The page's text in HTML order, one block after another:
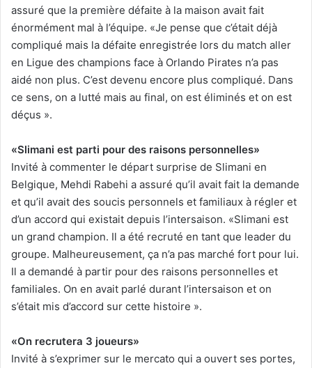
assuré que la première défaite à la maison avait fait
énormément mal à l’équipe. «Je pense que c’était déjà
compliqué mais la défaite enregistrée lors du match aller
en Ligue des champions face à Orlando Pirates n’a pas
aidé non plus. C’est devenu encore plus compliqué. Dans
ce sens, on a lutté mais au final, on est éliminés et on est
déçus ».
«Slimani est parti pour des raisons personnelles»
Invité à commenter le départ surprise de Slimani en
Belgique, Mehdi Rabehi a assuré qu’il avait fait la demande
et qu’il avait des soucis personnels et familiaux à régler et
d’un accord qui existait depuis l’intersaison. «Slimani est
un grand champion. Il a été recruté en tant que leader du
groupe. Malheureusement, ça n’a pas marché fort pour lui.
Il a demandé à partir pour des raisons personnelles et
familiales. On en avait parlé durant l’intersaison et on
s’était mis d’accord sur cette histoire ».
«On recrutera 3 joueurs»
Invité à s’exprimer sur le mercato qui a ouvert ses portes,